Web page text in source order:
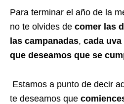
Para terminar el año de la
no te olvides de comer las
las campanadas, cada
que deseamos que se
Estamos a punto de decir
te deseamos que